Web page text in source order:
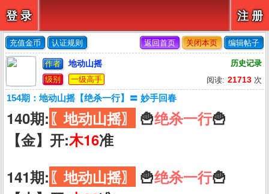
注 册
登 录
充值金币 认证规则 返回首页 关闭本页 编辑帖子
作者 地动山摇
历史记录
级别
一级高手 阅读: 21713次
154期：地动山摇【绝杀一行】〓 妙手回春
140期:〖地动山摇〗 🍟绝杀一行🍟
【金】开:木16准
141期:〖地动山摇〗 🍟绝杀一行🍟